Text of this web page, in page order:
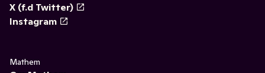
X (f.d Twitter)
Instagram
Mathem